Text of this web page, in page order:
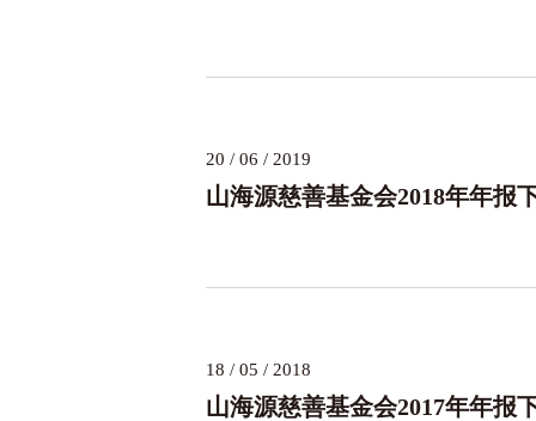
20 / 06 / 2019
山海源慈善基金会2018年年报
18 / 05 / 2018
山海源慈善基金会2017年年报